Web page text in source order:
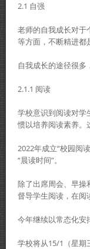
2.1 自强
老师的自我成长对于
等方面，不断精进都
自我成长的途径很多
2.1.1 阅读
学校意识到阅读对学
惯以培养阅读素养。
2022年成立“校园阅
“晨读时间”。
除了出席周会、早操
督导学生阅读，在阅
今年继续以常态化安
学校将从15/1（星期